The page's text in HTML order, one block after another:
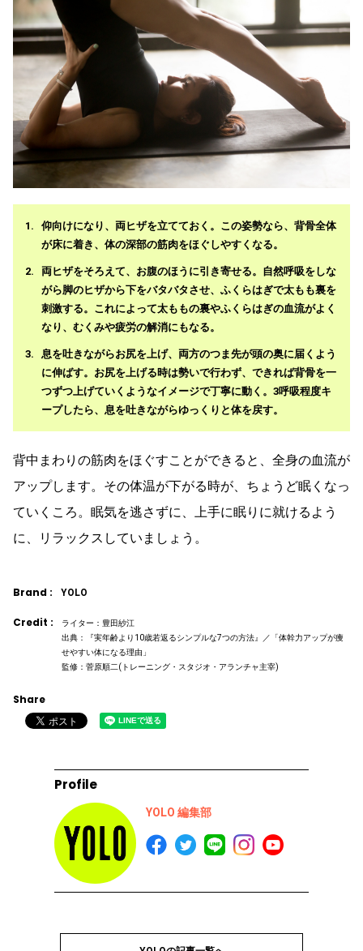
仰向けになり、両ヒザを立てておく。この姿勢なら、背骨全体
が床に着き、体の深部の筋肉をほぐしやすくなる。
両ヒザをそろえて、お腹のほうに引き寄せる。自然呼吸をしな
がら脚のヒザから下をバタバタさせ、ふくらはぎで太もも裏を
刺激する。これによって太ももの裏やふくらはぎの血流がよく
なり、むくみや疲労の解消にもなる。
息を吐きながらお尻を上げ、両方のつま先が頭の奥に届くよう
に伸ばす。お尻を上げる時は勢いで行わず、できれば背骨を一
つずつ上げていくようなイメージで丁寧に動く。3呼吸程度キ
ープしたら、息を吐きながらゆっくりと体を戻す。
背中まわりの筋肉をほぐすことができると、全身の血流が
アップします。その体温が下がる時が、ちょうど眠くなっ
ていくころ。眠気を逃さずに、上手に眠りに就けるよう
に、リラックスしていましょう。
Brand : YOLO
Credit :
ライター：豊田紗江
出典：『実年齢より10歳若返るシンプルな7つの方法』／「体幹力アップが痩
せやすい体になる理由」
監修：菅原順二(トレーニング・スタジオ・アランチャ主宰)
Share
Profile
YOLO 編集部